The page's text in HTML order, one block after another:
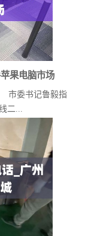
果电脑市场
委书记鲁毅指
二...